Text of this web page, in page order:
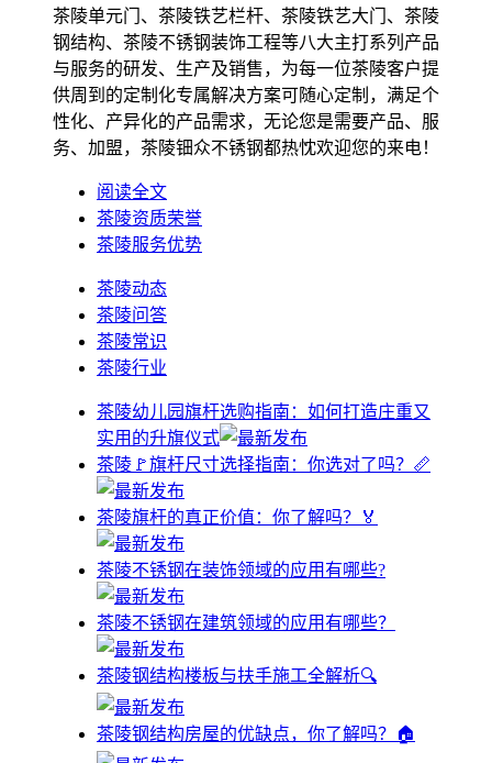
茶陵单元门、茶陵铁艺栏杆、茶陵铁艺大门、茶陵
钢结构、茶陵不锈钢装饰工程等八大主打系列产品
与服务的研发、生产及销售，为每一位茶陵客户提
供周到的定制化专属解决方案可随心定制，满足个
性化、产异化的产品需求，无论您是需要产品、服
务、加盟，茶陵钿众不锈钢都热忱欢迎您的来电！
阅读全文
茶陵资质荣誉
茶陵服务优势
茶陵动态
茶陵问答
茶陵常识
茶陵行业
茶陵幼儿园旗杆选购指南：如何打造庄重又
实用的升旗仪式
茶陵🚩旗杆尺寸选择指南：你选对了吗？📏
茶陵旗杆的真正价值：你了解吗？🏅
茶陵不锈钢在装饰领域的应用有哪些?
茶陵不锈钢在建筑领域的应用有哪些？
茶陵钢结构楼板与扶手施工全解析🔍
茶陵钢结构房屋的优缺点，你了解吗？🏠